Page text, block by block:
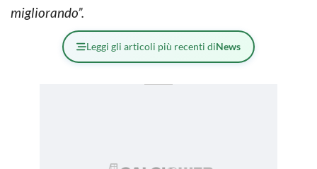
migliorando”.
Leggi gli articoli più recenti diNews